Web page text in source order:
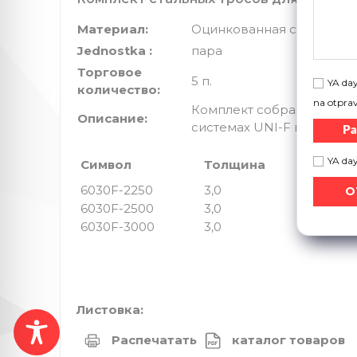
YA
na
YA
Maтериал:
Оцинкованная сталь
Jednostka :
пара
Торговое
количество:
5 п.
Oписание:
Комплект собранных
системах UNI-F и RK200.
Символ Толщина
6030F-2250
3,0
6030F-2500
3,0
6030F-3000
3,0
Листовка:
Распечатать
каталог товаров